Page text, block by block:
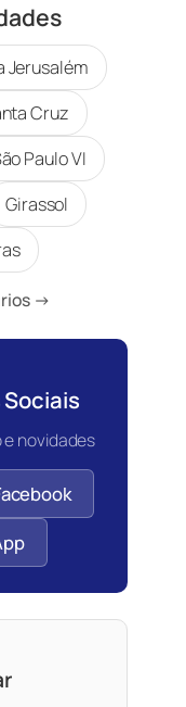
Jerusalém
Cruz
Paulo VI
Girassol
→
Sociais
novidades